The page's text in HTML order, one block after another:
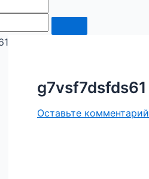
g7vsf7dsfds61
Оставьте комментарий